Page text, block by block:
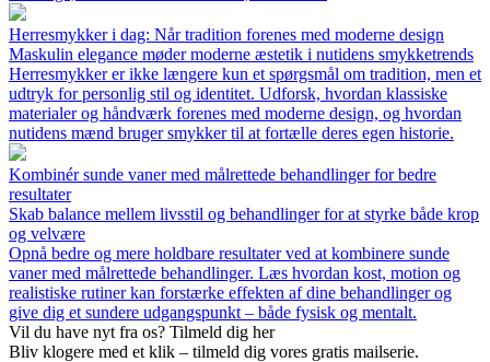
Herresmykker i dag: Når tradition forenes med moderne design
Maskulin elegance møder moderne æstetik i nutidens smykketrends
Herresmykker er ikke længere kun et spørgsmål om tradition, men et
udtryk for personlig stil og identitet. Udforsk, hvordan klassiske
materialer og håndværk forenes med moderne design, og hvordan
nutidens mænd bruger smykker til at fortælle deres egen historie.
Kombinér sunde vaner med målrettede behandlinger for bedre
resultater
Skab balance mellem livsstil og behandlinger for at styrke både krop
og velvære
Opnå bedre og mere holdbare resultater ved at kombinere sunde
vaner med målrettede behandlinger. Læs hvordan kost, motion og
realistiske rutiner kan forstærke effekten af dine behandlinger og
give dig et sundere udgangspunkt – både fysisk og mentalt.
Vil du have nyt fra os? Tilmeld dig her
Bliv klogere med et klik – tilmeld dig vores gratis mailserie.